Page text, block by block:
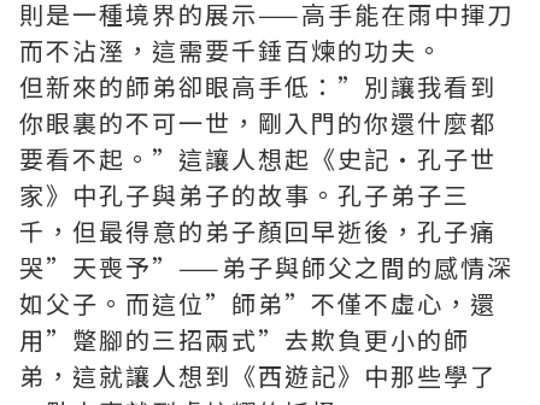
則是一種境界的展示——高手能在雨中揮刀
而不沾溼，這需要千錘百煉的功夫。
但新來的師弟卻眼高手低：”別讓我看到
你眼裏的不可一世，剛入門的你還什麼都
要看不起。”這讓人想起《史記·孔子世
家》中孔子與弟子的故事。孔子弟子三
千，但最得意的弟子顏回早逝後，孔子痛
哭”天喪予”——弟子與師父之間的感情深
如父子。而這位”師弟”不僅不虛心，還
用”蹩腳的三招兩式”去欺負更小的師
弟，這就讓人想到《西遊記》中那些學了